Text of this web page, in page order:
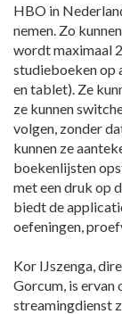
HBO in
nemen. Zo
wordt maximaal
studieboeken op
en tablet). Ze
ze kunnen
volgen, zonder
kunnen ze
boekenlijsten
met een druk op
biedt de
oefeningen,
Kor IJszenga,
Gorcum, is ervan
streamingdienst